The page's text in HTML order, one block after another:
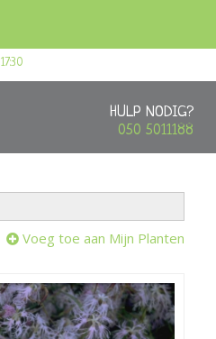
HULP NODIG?
050 5011188
17:30
Voeg toe aan Mijn Planten